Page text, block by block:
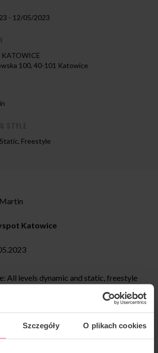
Szczegóły O plikach cookies
- 12/05/2023
KATOWICE
100, 40-101 Katowice
Freestyle
Katowice
All levels dynamic and static, freestyle
tunnel coach and skydiver for many
participated in many international